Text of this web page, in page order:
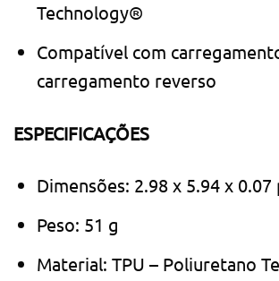
Technology®
Compatível com
carregamento reverso
ESPECIFICAÇÕES
Dimensões: 2.98 x 5.94 x 0.07
Peso: 51 g
Material: TPU – Poliuretano